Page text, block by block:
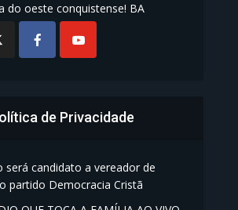
do oeste conquistense! BA
de Privacidade
será candidato a vereador de
partido Democracia Cristã